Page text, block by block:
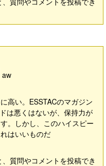
aw
高い。ESSTACのマガジン
は悪くはないが、保持力が
。しかし、このハイスピー
はいいものだ
、質問やコメントを投稿でき